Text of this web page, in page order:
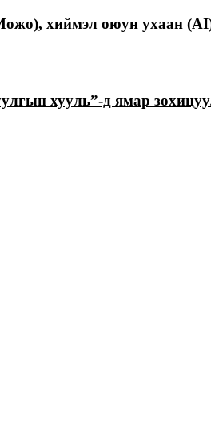
хиймэл оюун ухаан
хууль”-д ямар